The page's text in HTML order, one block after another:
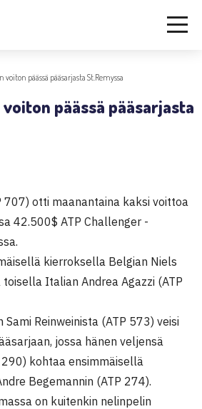
päässä pääsarjasta St.Remyssa
päässä pääsarjasta
707) otti maanantaina kaksi voittoa
42.500$ ATP Challenger -
kierroksella Belgian Niels
toisella Italian Andrea Agazzi (ATP
Reinweinista (ATP 573) veisi
jossa hänen veljensä
290) kohtaa ensimmäisellä
Begemannin (ATP 274).
on kuitenkin nelinpelin